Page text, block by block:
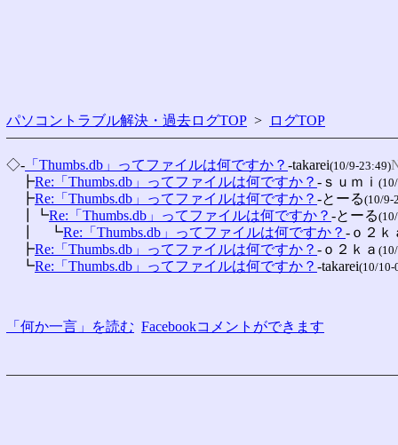
パソコントラブル解決・過去ログTOP > ログTOP
◇- 「Thumbs.db」ってファイルは何ですか？ -takarei(10/9-23:49)
┣Re:「Thumbs.db」ってファイルは何ですか？ -ｓｕｍｉ
┣Re:「Thumbs.db」ってファイルは何ですか？ -とーる(10/9-
┃┗Re:「Thumbs.db」ってファイルは何ですか？ -とーる
┃　┗Re:「Thumbs.db」ってファイルは何ですか？ -ｏ２ｋ
┣Re:「Thumbs.db」ってファイルは何ですか？ -ｏ２ｋａ
┗Re:「Thumbs.db」ってファイルは何ですか？ -takarei(10/10-
「何か一言」を読む Facebookコメントができます